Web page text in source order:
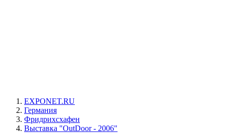
EXPONET.RU
Германия
Фридрихсхафен
Выставка "OutDoor - 2006"